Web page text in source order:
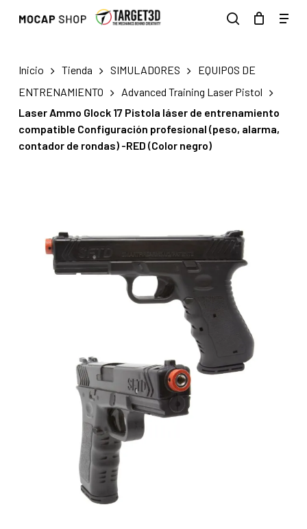
Menu
Inicio Tienda SIMULADORES
EQUIPOS DE
ENTRENAMIENTO
Advanced Training Laser Pistol
Laser Ammo Glock 17 Pistola láser de entrenamiento
compatible Configuración profesional (peso, alarma,
contador de rondas) -RED (Color negro)